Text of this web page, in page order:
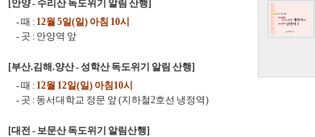
[안양 - 수리산 독도위기 알림 산행]
- 때 : 12월 5일(일) 아침 10시
- 곳 : 안양역 앞
[부산.김해.양산 - 성학산 독도위기 알림 산행]
- 때 : 12월 12일(일) 아침10시
- 곳 : 동서대학교 정문 앞 (지하철2호선 냉정역)
[대전 - 보문산 독도위기 알림산행]